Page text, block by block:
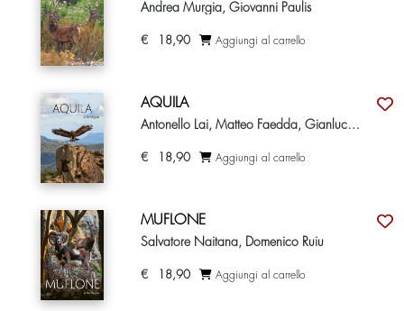
Andrea Murgia, Giovanni Paulis
€ 18,90 Aggiungi al carrello
AQUILA
Antonello Lai, Matteo Faedda, Gianluca Doa
€ 18,90 Aggiungi al carrello
MUFLONE
Salvatore Naitana, Domenico Ruiu
€ 18,90 Aggiungi al carrello